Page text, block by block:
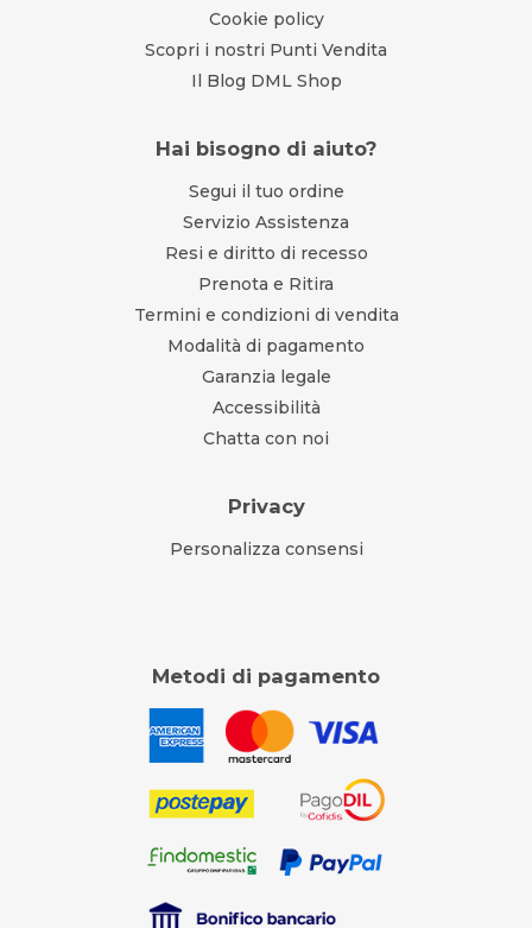
Cookie policy
Scopri i nostri Punti Vendita
Il Blog DML Shop
Hai bisogno di aiuto?
Segui il tuo ordine
Servizio Assistenza
Resi e diritto di recesso
Prenota e Ritira
Termini e condizioni di vendita
Modalità di pagamento
Garanzia legale
Accessibilità
Chatta con noi
Privacy
Personalizza consensi
Metodi di pagamento